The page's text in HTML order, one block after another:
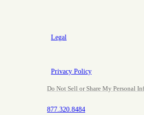
Legal
Privacy Policy
Do Not Sell or Share My Personal
877.320.8484